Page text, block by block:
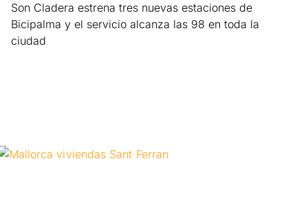
Son Cladera estrena tres nuevas estaciones de
Bicipalma y el servicio alcanza las 98 en toda la
ciudad